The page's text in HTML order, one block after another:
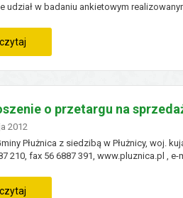
udział w badaniu ankietowym
także w pracach nad strategią
czytaj
badanie
o przetargu na
2012
Płużnica z siedzibą w Płużnicy, woj.
210, fax 56 6887 391, www.pluznica.pl ,
rok produkcji 1984, nr...
czytaj